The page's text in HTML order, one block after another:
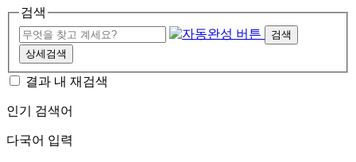
검색
검색
상세검색
결과 내 재검색
인기 검색어
다국어 입력